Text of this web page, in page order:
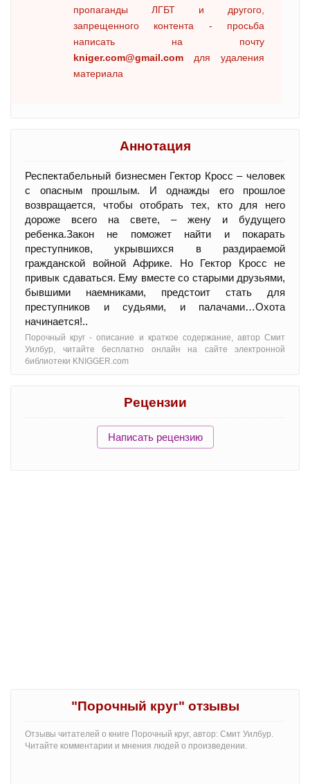
пропаганды ЛГБТ и другого,
запрещенного контента - просьба
написать на почту
kniger.com@gmail.com для удаления
материала
Аннотация
Респектабельный бизнесмен Гектор Кросс – человек
с опасным прошлым. И однажды его прошлое
возвращается, чтобы отобрать тех, кто для него
дороже всего на свете, – жену и будущего
ребенка.Закон не поможет найти и покарать
преступников, укрывшихся в раздираемой
гражданской войной Африке. Но Гектор Кросс не
привык сдаваться. Ему вместе со старыми друзьями,
бывшими наемниками, предстоит стать для
преступников и судьями, и палачами…Охота
начинается!..
Порочный круг - oписание и краткое содержание, автор Смит
Уилбур, читайте бесплатно онлайн на сайте электронной
библиотеки KNIGGER.com
Рецензии
Написать рецензию
"Порочный круг" отзывы
Отзывы читателей о книге Порочный круг, автор: Смит Уилбур.
Читайте комментарии и мнения людей о произведении.